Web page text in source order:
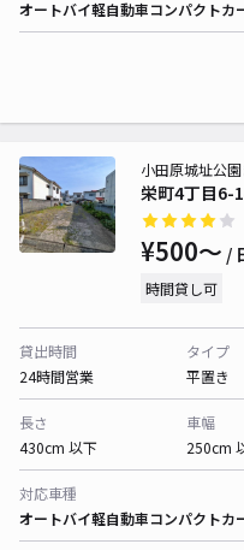
オートバイ軽自動車コンパクトカ
栄町4丁目6-
小田原城址公
¥500〜 /
時間貸し可
貸出時間
24時間営業
タイプ
平置き
長さ
430cm 以下
車幅
250cm
対応車種
オートバイ軽自動車コンパクトカ